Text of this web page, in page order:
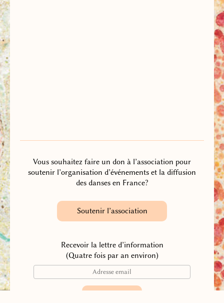
Vous souhaitez faire un don à l’association pour
soutenir l’organisation d’événements et la diffusion
des danses en France?
Soutenir l’association
Recevoir la lettre d’information
(Quatre fois par an environ)